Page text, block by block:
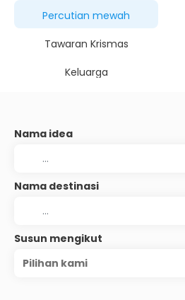
Percutian mewah
Tawaran Krismas
Keluarga
Nama idea
Nama destinasi
Susun mengikut
Pilihan kami